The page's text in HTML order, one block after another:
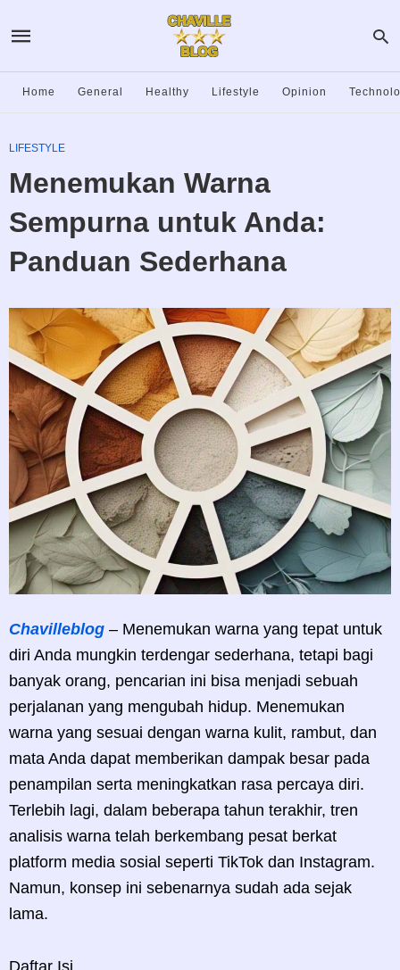
Home General Healthy Lifestyle Opinion
LIFESTYLE
Menemukan Warna
Sempurna untuk Anda:
Panduan Sederhana
Chavilleblog – Menemukan warna yang tepat untuk
diri Anda mungkin terdengar sederhana, tetapi bagi
banyak orang, pencarian ini bisa menjadi sebuah
perjalanan yang mengubah hidup. Menemukan
warna yang sesuai dengan warna kulit, rambut, dan
mata Anda dapat memberikan dampak besar pada
penampilan serta meningkatkan rasa percaya diri.
Terlebih lagi, dalam beberapa tahun terakhir, tren
analisis warna telah berkembang pesat berkat
platform media sosial seperti TikTok dan Instagram.
Namun, konsep ini sebenarnya sudah ada sejak
lama.
Daftar Isi